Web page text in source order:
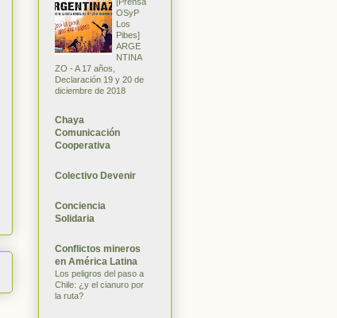
OSyP
Los
Pibes]
ARGE
NTINA
ZO - A 17 años,
Declaración 19 y 20 de
diciembre de 2018
Chaya
Comunicación
Cooperativa
Colectivo Devenir
Conciencia
Solidaria
Conflictos mineros
en América Latina
Los peligros del paso a
Chile: ¿y el cianuro por
la ruta?